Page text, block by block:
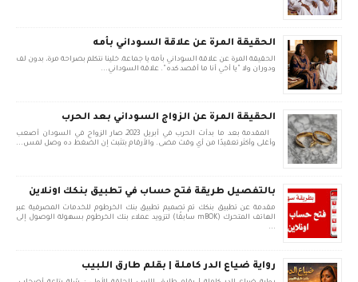
الحقيقة المرة عن علاقة السوداني بأمه
الحقيقة المرة عن علاقة السوداني بأمه يا جماعة، خلينا نتكلم بصراحة مرة، بدون لف
ودوران ولا "يا أخي أنا ما أقصد كده". علاقة السوداني...
الحقيقة المرة عن الزواج السوداني بعد الحرب
المقدمة بعد ما بدأت الحرب في أبريل 2023، صار الزواج في السودان أصعب
وأغلى وأكثر تعقيدًا من أي وقت مضى. والأرقام بتثبت إن الضغط ده وصل لمس...
بالتفصيل طريقة فتح حساب في تطبيق بنكك اونلاين
مقدمة عن تطبيق بنكك تم تصميم تطبيق بنك الخرطوم للخدمات المصرفية عبر
الهاتف المتحرك (mBOK سابقًا) لتزويد عملاء بنك الخرطوم بسهولة الوصول إلى
...
رواية ضياع الدر كاملة | بقلم طارق اللبيب